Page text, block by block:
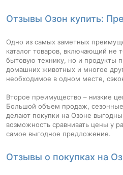
Отзывы Озон купить:
Одно из самых заметных
каталог товаров, включающий не
бытовую технику, но и продукты
домашних животных и многое
необходимое в одном месте,
Второе преимущество – низкие
Большой объем продаж,
делают покупки на Озоне
возможность сравнивать цены у
самое выгодное предложение.
Отзывы о покупках на